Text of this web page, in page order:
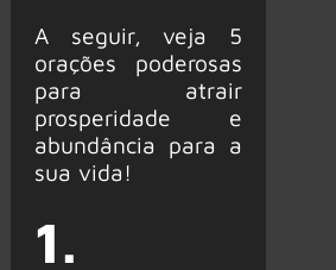
A seguir, veja 5
orações poderosas
para atrair
prosperidade e
abundância para a
sua vida!
1.